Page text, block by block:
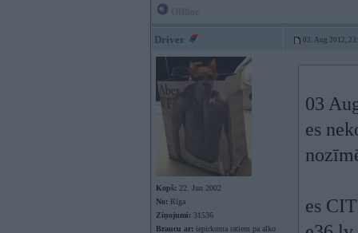
Driver 03. Aug 2012,
Kopš: 22. Jun 2002
No: Rīga
Ziņojumi: 31536
Braucu ar: iepirkuma ratiem pa alko
03
es
es